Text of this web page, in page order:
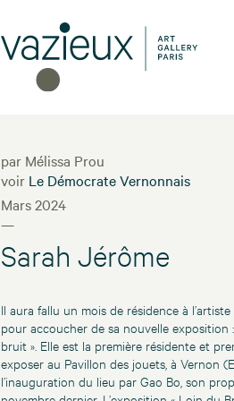
par Mélissa Prou
voir Le Démocrate Vernonnais
Mars 2024
—
Sarah Jérôme
Il aura fallu un mois de résidence à
pour accoucher de sa nouvelle exposition
bruit ». Elle est la première résidente et
exposer au Pavillon des jouets, à Vernon
l’inauguration du lieu par Gao Bo, son